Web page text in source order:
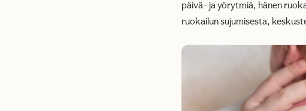
päivä- ja yörytmiä, hänen
ruokailun sujumisesta,